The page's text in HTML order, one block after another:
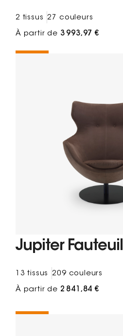
2 tissus 27 couleurs
À partir de 3 993,97 €
Jupiter Fauteuil
13 tissus 209 couleurs
À partir de 2 841,84 €